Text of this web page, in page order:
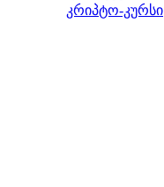
კრიპტო-კურსი